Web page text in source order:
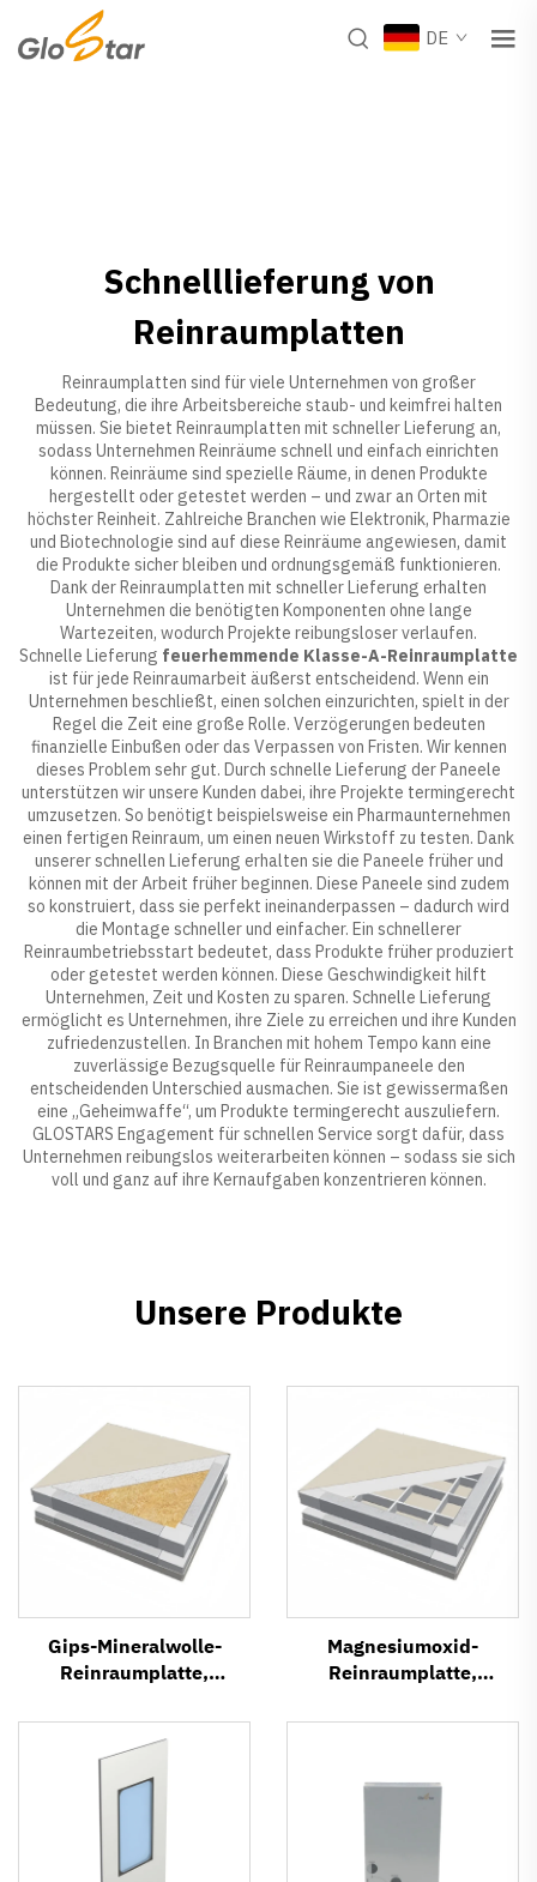
DE
Schnelllieferung von
Reinraumplatten
Reinraumplatten sind für viele Unternehmen von großer
Bedeutung, die ihre Arbeitsbereiche staub- und keimfrei halten
müssen. Sie bietet Reinraumplatten mit schneller Lieferung an,
sodass Unternehmen Reinräume schnell und einfach einrichten
können. Reinräume sind spezielle Räume, in denen Produkte
hergestellt oder getestet werden – und zwar an Orten mit
höchster Reinheit. Zahlreiche Branchen wie Elektronik, Pharmazie
und Biotechnologie sind auf diese Reinräume angewiesen, damit
die Produkte sicher bleiben und ordnungsgemäß funktionieren.
Dank der Reinraumplatten mit schneller Lieferung erhalten
Unternehmen die benötigten Komponenten ohne lange
Wartezeiten, wodurch Projekte reibungsloser verlaufen.
Schnelle Lieferung feuerhemmende Klasse-A-Reinraumplatte
ist für jede Reinraumarbeit äußerst entscheidend. Wenn ein
Unternehmen beschließt, einen solchen einzurichten, spielt in der
Regel die Zeit eine große Rolle. Verzögerungen bedeuten
finanzielle Einbußen oder das Verpassen von Fristen. Wir kennen
dieses Problem sehr gut. Durch schnelle Lieferung der Paneele
unterstützen wir unsere Kunden dabei, ihre Projekte termingerecht
umzusetzen. So benötigt beispielsweise ein Pharmaunternehmen
einen fertigen Reinraum, um einen neuen Wirkstoff zu testen. Dank
unserer schnellen Lieferung erhalten sie die Paneele früher und
können mit der Arbeit früher beginnen. Diese Paneele sind zudem
so konstruiert, dass sie perfekt ineinanderpassen – dadurch wird
die Montage schneller und einfacher. Ein schnellerer
Reinraumbetriebsstart bedeutet, dass Produkte früher produziert
oder getestet werden können. Diese Geschwindigkeit hilft
Unternehmen, Zeit und Kosten zu sparen. Schnelle Lieferung
ermöglicht es Unternehmen, ihre Ziele zu erreichen und ihre Kunden
zufriedenzustellen. In Branchen mit hohem Tempo kann eine
zuverlässige Bezugsquelle für Reinraumpaneele den
entscheidenden Unterschied ausmachen. Sie ist gewissermaßen
eine „Geheimwaffe“, um Produkte termingerecht auszuliefern.
GLOSTARS Engagement für schnellen Service sorgt dafür, dass
Unternehmen reibungslos weiterarbeiten können – sodass sie sich
voll und ganz auf ihre Kernaufgaben konzentrieren können.
Unsere Produkte
Gips-Mineralwolle-
Reinraumplatte,
Sandwichplatte
Magnesiumoxid-
Reinraumplatte,
Sandwichplatte